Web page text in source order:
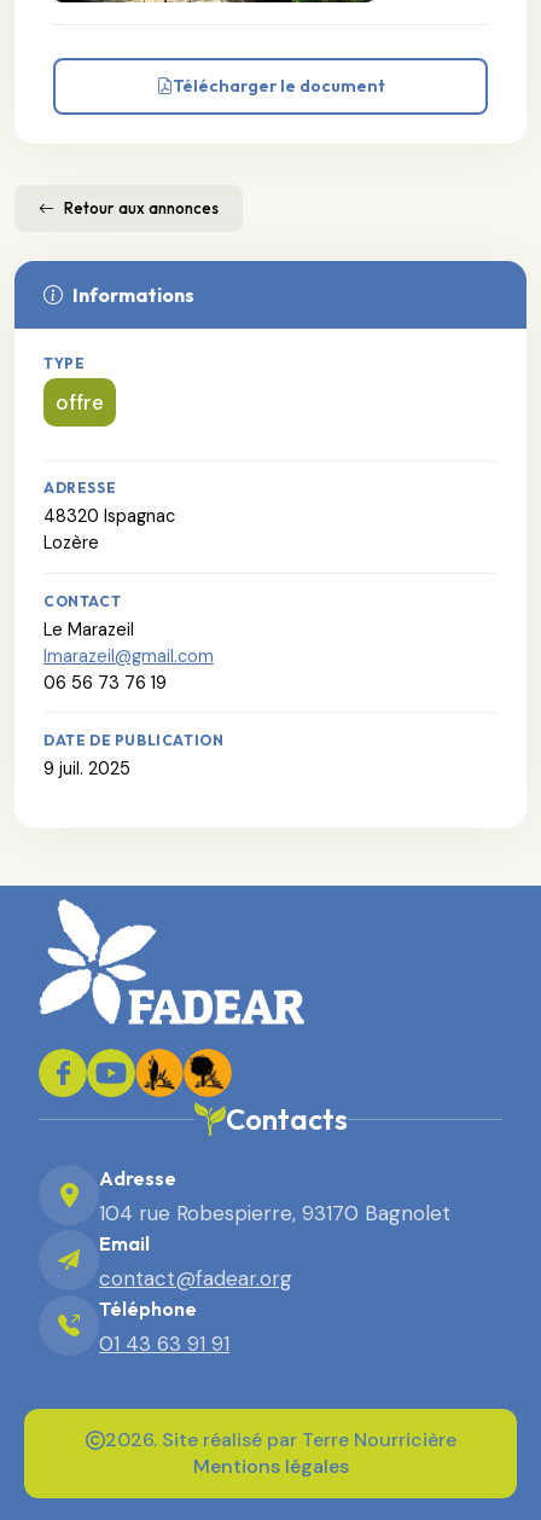
Télécharger le document
Retour aux annonces
Informations
TYPE
offre
ADRESSE
48320 Ispagnac
Lozère
CONTACT
Le Marazeil
lmarazeil@gmail.com
06 56 73 76 19
DATE DE PUBLICATION
9 juil. 2025
Contacts
Adresse
104 rue Robespierre, 93170 Bagnolet
Email
contact@fadear.org
Téléphone
01 43 63 91 91
2026. Site réalisé par Terre Nourricière
Mentions légales